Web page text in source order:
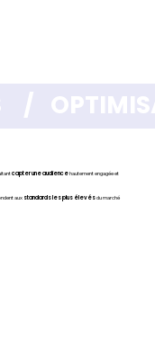
capter une audiencehautement engagée et
aux standards les plus élevésdu marché